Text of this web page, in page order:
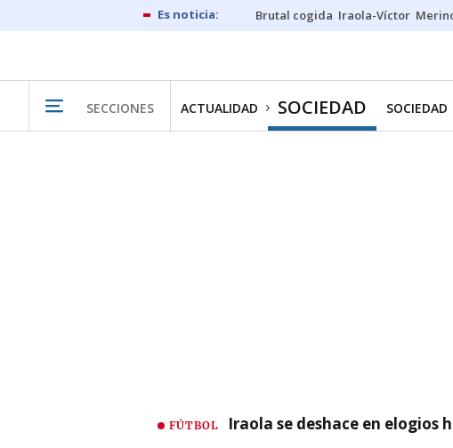
Brutal cogida Iraola-Víctor
SECCIONES ACTUALIDAD SOCIEDAD SOCIEDAD
FÚTBOL Iraola se deshace en elogios